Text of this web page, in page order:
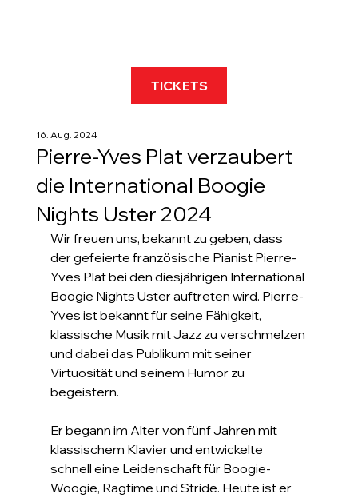
TICKETS
Pierre-Yves Plat verzaubert
die International Boogie
Nights Uster 2024
16. Aug. 2024
Wir freuen uns, bekannt zu geben, dass
der gefeierte französische Pianist Pierre-
Yves Plat bei den diesjährigen International
Boogie Nights Uster auftreten wird. Pierre-
Yves ist bekannt für seine Fähigkeit,
klassische Musik mit Jazz zu verschmelzen
und dabei das Publikum mit seiner
Virtuosität und seinem Humor zu
begeistern.
Er begann im Alter von fünf Jahren mit
klassischem Klavier und entwickelte
schnell eine Leidenschaft für Boogie-
Woogie, Ragtime und Stride. Heute ist er